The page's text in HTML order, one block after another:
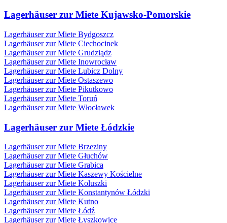
Lagerhäuser zur Miete Kujawsko-Pomorskie
Lagerhäuser zur Miete Bydgoszcz
Lagerhäuser zur Miete Ciechocinek
Lagerhäuser zur Miete Grudziądz
Lagerhäuser zur Miete Inowrocław
Lagerhäuser zur Miete Lubicz Dolny
Lagerhäuser zur Miete Ostaszewo
Lagerhäuser zur Miete Pikutkowo
Lagerhäuser zur Miete Toruń
Lagerhäuser zur Miete Włocławek
Lagerhäuser zur Miete Łódzkie
Lagerhäuser zur Miete Brzeziny
Lagerhäuser zur Miete Głuchów
Lagerhäuser zur Miete Grabica
Lagerhäuser zur Miete Kaszewy Kościelne
Lagerhäuser zur Miete Koluszki
Lagerhäuser zur Miete Konstantynów Łódzki
Lagerhäuser zur Miete Kutno
Lagerhäuser zur Miete Łódź
Lagerhäuser zur Miete Łyszkowice